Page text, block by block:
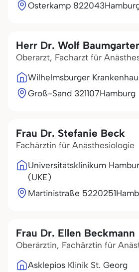
Osterkamp 822043
Herr Dr. Wolf
Oberarzt, Facharzt für
Wilhelmsburger
Groß-Sand 321107Hamburg
Frau Dr. Stefanie Beck
Fachärztin für Anästhesiologie
Universitätsklinikum
(UKE)
Martinistraße 5220251
Frau Dr. Ellen Beckmann
Oberärztin, Fachärztin für
Asklepios Klinik St. Georg